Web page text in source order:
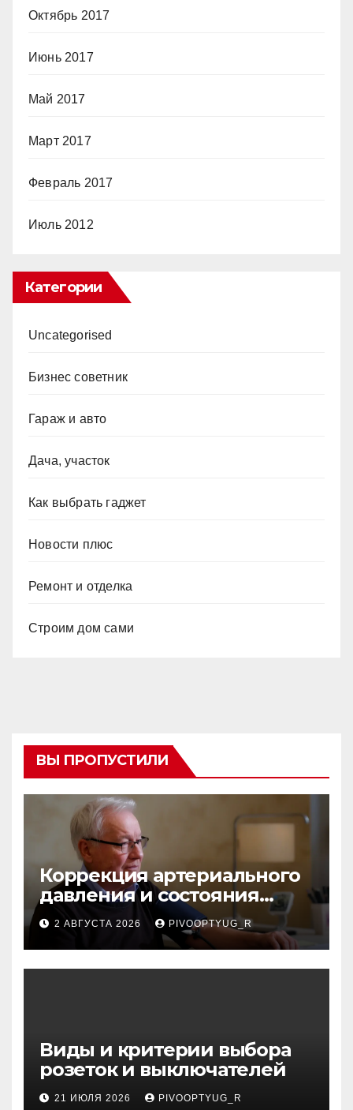
Октябрь 2017
Июнь 2017
Май 2017
Март 2017
Февраль 2017
Июль 2012
Категории
Uncategorised
Бизнес советник
Гараж и авто
Дача, участок
Как выбрать гаджет
Новости плюс
Ремонт и отделка
Строим дом сами
ВЫ ПРОПУСТИЛИ
Коррекция артериального
давления и состояния
сосудов в профилактике
инсульта
2 АВГУСТА 2026 PIVOOPTYUG_R
Виды и критерии выбора
розеток и выключателей
21 ИЮЛЯ 2026 PIVOOPTYUG_R